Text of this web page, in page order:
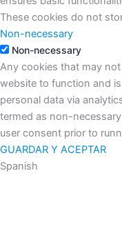
These cookies do not
Non-necessary
Non-necessary
Any cookies that may
website to function and
personal data via
termed as non-
user consent prior to
GUARDAR Y ACEPTAR
Spanish